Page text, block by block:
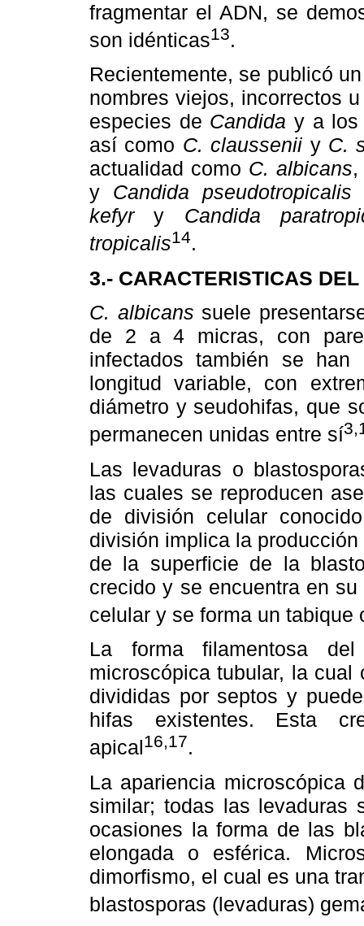
fragmentar el ADN, se
son idénticas13.
Recientemente, se publicó
nombres viejos, incorrectos
especies de Candida y a los
así como C. claussenii y C.
actualidad como C. albicans
y Candida pseudotropicalis
kefyry Candida
tropicalis14.
3.- CARACTERISTICAS DEL
C. albicans suele
de 2 a 4 micras, con
infectados también se han
longitud variable, con
diámetro y seudohifas, que
permanecen unidas entre sí
Las levaduras o
las cuales se reproducen
de división celular
división implica la
de la superficie de la
crecido y se encuentra en
celular y se forma un
La forma filamentosa
microscópica tubular, la
divididas por septos y
hifas existentes. Esta
apical16,17.
La apariencia
similar; todas las levaduras
ocasiones la forma de las
elongada o esférica.
dimorfismo, el cual es una
blastosporas (levaduras)